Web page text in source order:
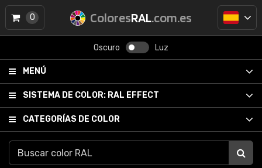
ColoresRAL.com.es
Oscuro Luz
MENÚ
SISTEMA DE COLOR: RAL EFFECT
CATEGORÍAS DE COLOR
0